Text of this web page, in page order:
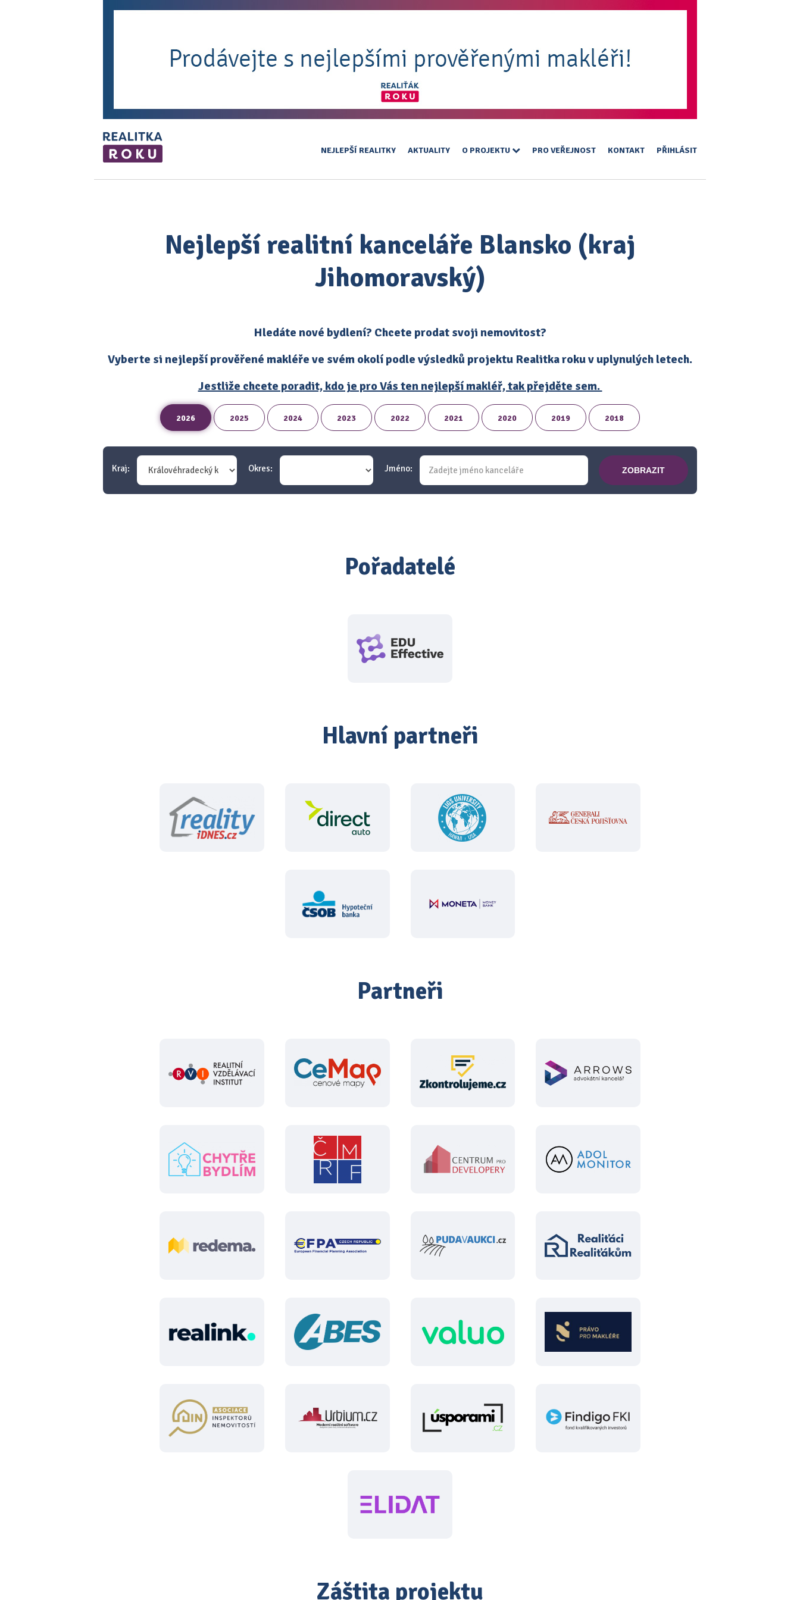
NEJLEPŠÍ REALITKY AKTUALITY O PROJEKTU PRO VEŘEJNOST KONTAKT PŘIHLÁSIT
Nejlepší realitní kanceláře Blansko (kraj
Jihomoravský)
Hledáte nové bydlení? Chcete prodat svoji nemovitost?
Vyberte si nejlepší prověřené makléře ve svém okolí podle výsledků projektu Realitka roku v uplynulých letech.
Jestliže chcete poradit, kdo je pro Vás ten nejlepší makléř, tak přejděte sem.
2026 2025 2024 2023 2022 2021 2020 2019 2018
Kraj: Okres: Jméno: ZOBRAZIT
Pořadatelé
Hlavní partneři
Partneři
Záštita projektu